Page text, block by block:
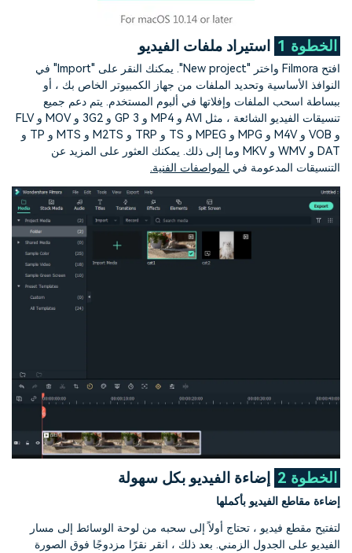
الخطوة 1 استيراد ملفات الفيديو
افتح Filmora واختر "New project". يمكنك النقر على "Import" في
النوافذ الأساسية وتحديد الملفات من جهاز الكمبيوتر الخاص بك ، أو
ببساطة اسحب الملفات وإفلاتها في ألبوم المستخدم. يتم دعم جميع
تنسيقات الفيديو الشائعة ، مثل AVI و MP4 و 3 GP و 3G2 و MOV و FLV
و VOB و M4V و MPG و MPEG و TS و TRP و M2TS و MTS و TP و
DAT و WMV و MKV وما إلى ذلك. يمكنك العثور على المزيد عن
التنسيقات المدعومة في المواصفات الفنية.
الخطوة 2 إضاءة الفيديو بكل سهولة
إضاءة مقاطع الفيديو بأكملها
لتفتيح مقطع فيديو ، تحتاج أولاً إلى سحبه من لوحة الوسائط إلى مسار
الفيديو على الجدول الزمني. بعد ذلك ، انقر نقرًا مزدوجًا فوق الصورة